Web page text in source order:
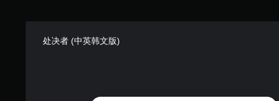
处决者 (中英韩文版)